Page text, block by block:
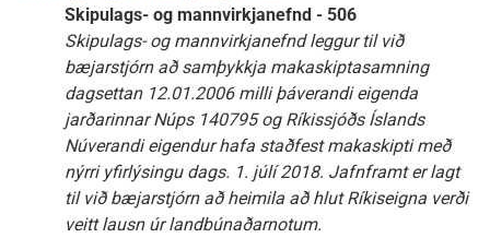
Skipulags- og mannvirkjanefnd - 506
Skipulags- og mannvirkjanefnd leggur til við
bæjarstjórn að samþykkja makaskiptasamning
dagsettan 12.01.2006 milli þáverandi eigenda
jarðarinnar Núps 140795 og Ríkissjóðs Íslands
Núverandi eigendur hafa staðfest makaskipti með
nýrri yfirlýsingu dags. 1. júlí 2018. Jafnframt er lagt
til við bæjarstjórn að heimila að hlut Ríkiseigna verði
veitt lausn úr landbúnaðarnotum.